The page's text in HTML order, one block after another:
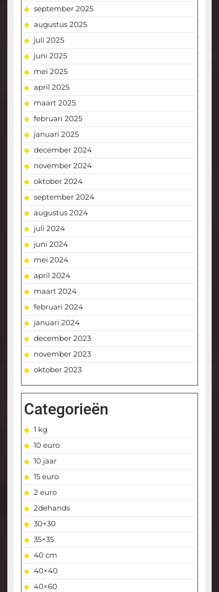
september 2025
augustus 2025
juli 2025
juni 2025
mei 2025
april 2025
maart 2025
februari 2025
januari 2025
december 2024
november 2024
oktober 2024
september 2024
augustus 2024
juli 2024
juni 2024
mei 2024
april 2024
maart 2024
februari 2024
januari 2024
december 2023
november 2023
oktober 2023
Categorieën
1 kg
10 euro
10 jaar
15 euro
2 euro
2dehands
30×30
35×35
40 cm
40×40
40×60